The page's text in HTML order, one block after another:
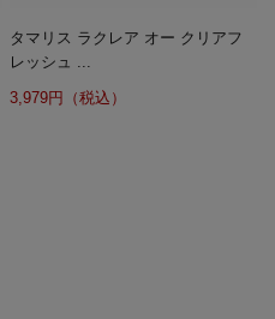
タマリス ラクレア オー クリアフ
レッシュ ...
3,979円（税込）